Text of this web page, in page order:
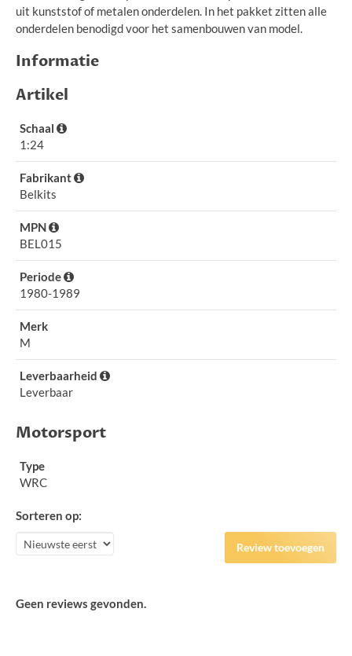
uit kunststof of metalen onderdelen. In het pakket zitten alle
onderdelen benodigd voor het samenbouwen van model.
Informatie
Artikel
Schaal
1:24
Fabrikant
Belkits
MPN
BEL015
Periode
1980-1989
Merk
M
Leverbaarheid
Leverbaar
Motorsport
Type
WRC
Sorteren op:
Review toevoegen
Geen reviews gevonden.